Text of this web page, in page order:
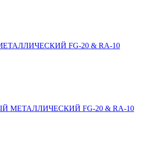
FG-20 & RA-10
МЕТАЛЛИЧЕСКИЙ FG-20 & RA-10